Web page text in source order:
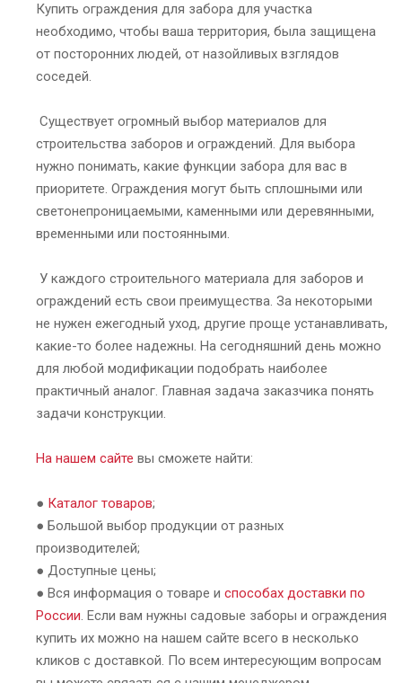
Купить ограждения для забора для участка
необходимо, чтобы ваша территория, была защищена
от посторонних людей, от назойливых взглядов
соседей.
Существует огромный выбор материалов для
строительства заборов и ограждений. Для выбора
нужно понимать, какие функции забора для вас в
приоритете. Ограждения могут быть сплошными или
светонепроницаемыми, каменными или деревянными,
временными или постоянными.
У каждого строительного материала для заборов и
ограждений есть свои преимущества. За некоторыми
не нужен ежегодный уход, другие проще устанавливать,
какие-то более надежны. На сегодняшний день можно
для любой модификации подобрать наиболее
практичный аналог. Главная задача заказчика понять
задачи конструкции.
На нашем сайте вы сможете найти:
● Каталог товаров;
● Большой выбор продукции от разных
производителей;
● Доступные цены;
● Вся информация о товаре и способах доставки по
России. Если вам нужны садовые заборы и ограждения
купить их можно на нашем сайте всего в несколько
кликов с доставкой. По всем интересующим вопросам